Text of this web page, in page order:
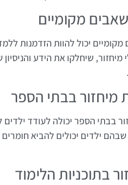
מקומיים
יכול להוות הזדמנות
מיחזור, שיחלקו את הידע
מיחזור בבתי הספר
בבתי הספר יכולה לעודד
שבהם ילדים יכולים להביא
בתוכניות הלימוד